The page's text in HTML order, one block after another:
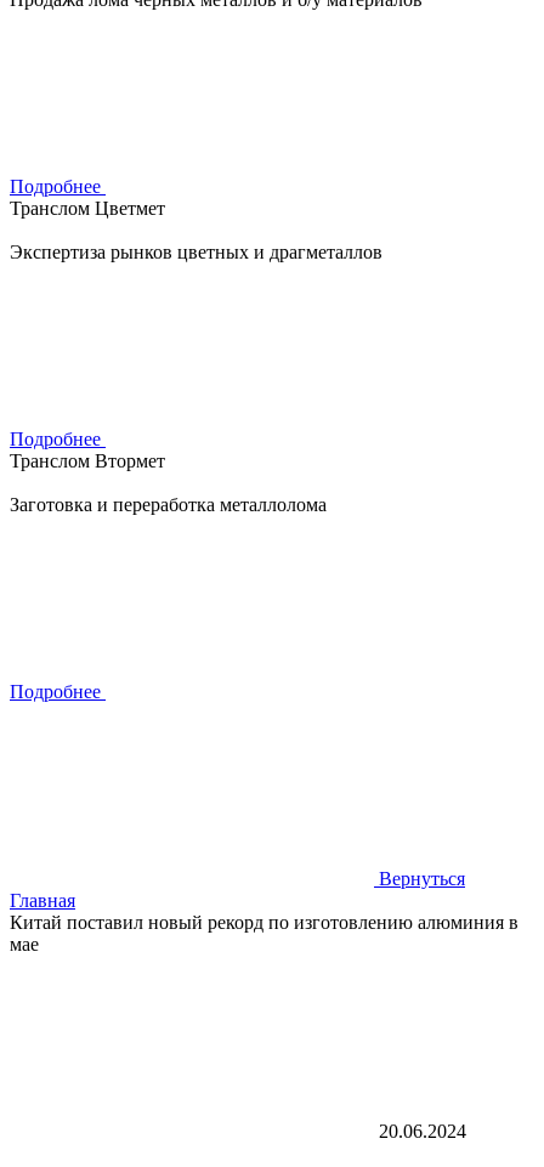
Подробнее
Транслом Цветмет
Экспертиза рынков цветных и драгметаллов
Подробнее
Транслом Втормет
Заготовка и переработка металлолома
Подробнее
Вернуться
Главная
Китай поставил новый рекорд по изготовлению алюминия в
мае
20.06.2024